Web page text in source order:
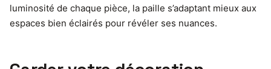
luminosité de chaque pièce, la paille s’adaptant mieux aux
espaces bien éclairés pour révéler ses nuances.